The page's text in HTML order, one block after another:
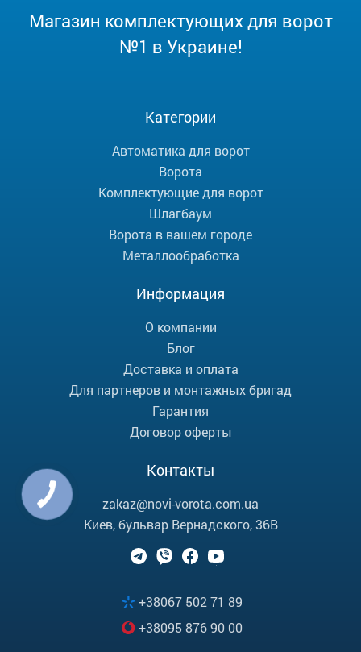
Магазин комплектующих для ворот
№1 в Украине!
Категории
Автоматика для ворот
Ворота
Комплектующие для ворот
Шлагбаум
Ворота в вашем городе
Металлообработка
Информация
О компании
Блог
Доставка и оплата
Для партнеров и монтажных бригад
Гарантия
Договор оферты
Контакты
zakaz@novi-vorota.com.ua
Киев, бульвар Вернадского, 36В
+38067 502 71 89
+38095 876 90 00